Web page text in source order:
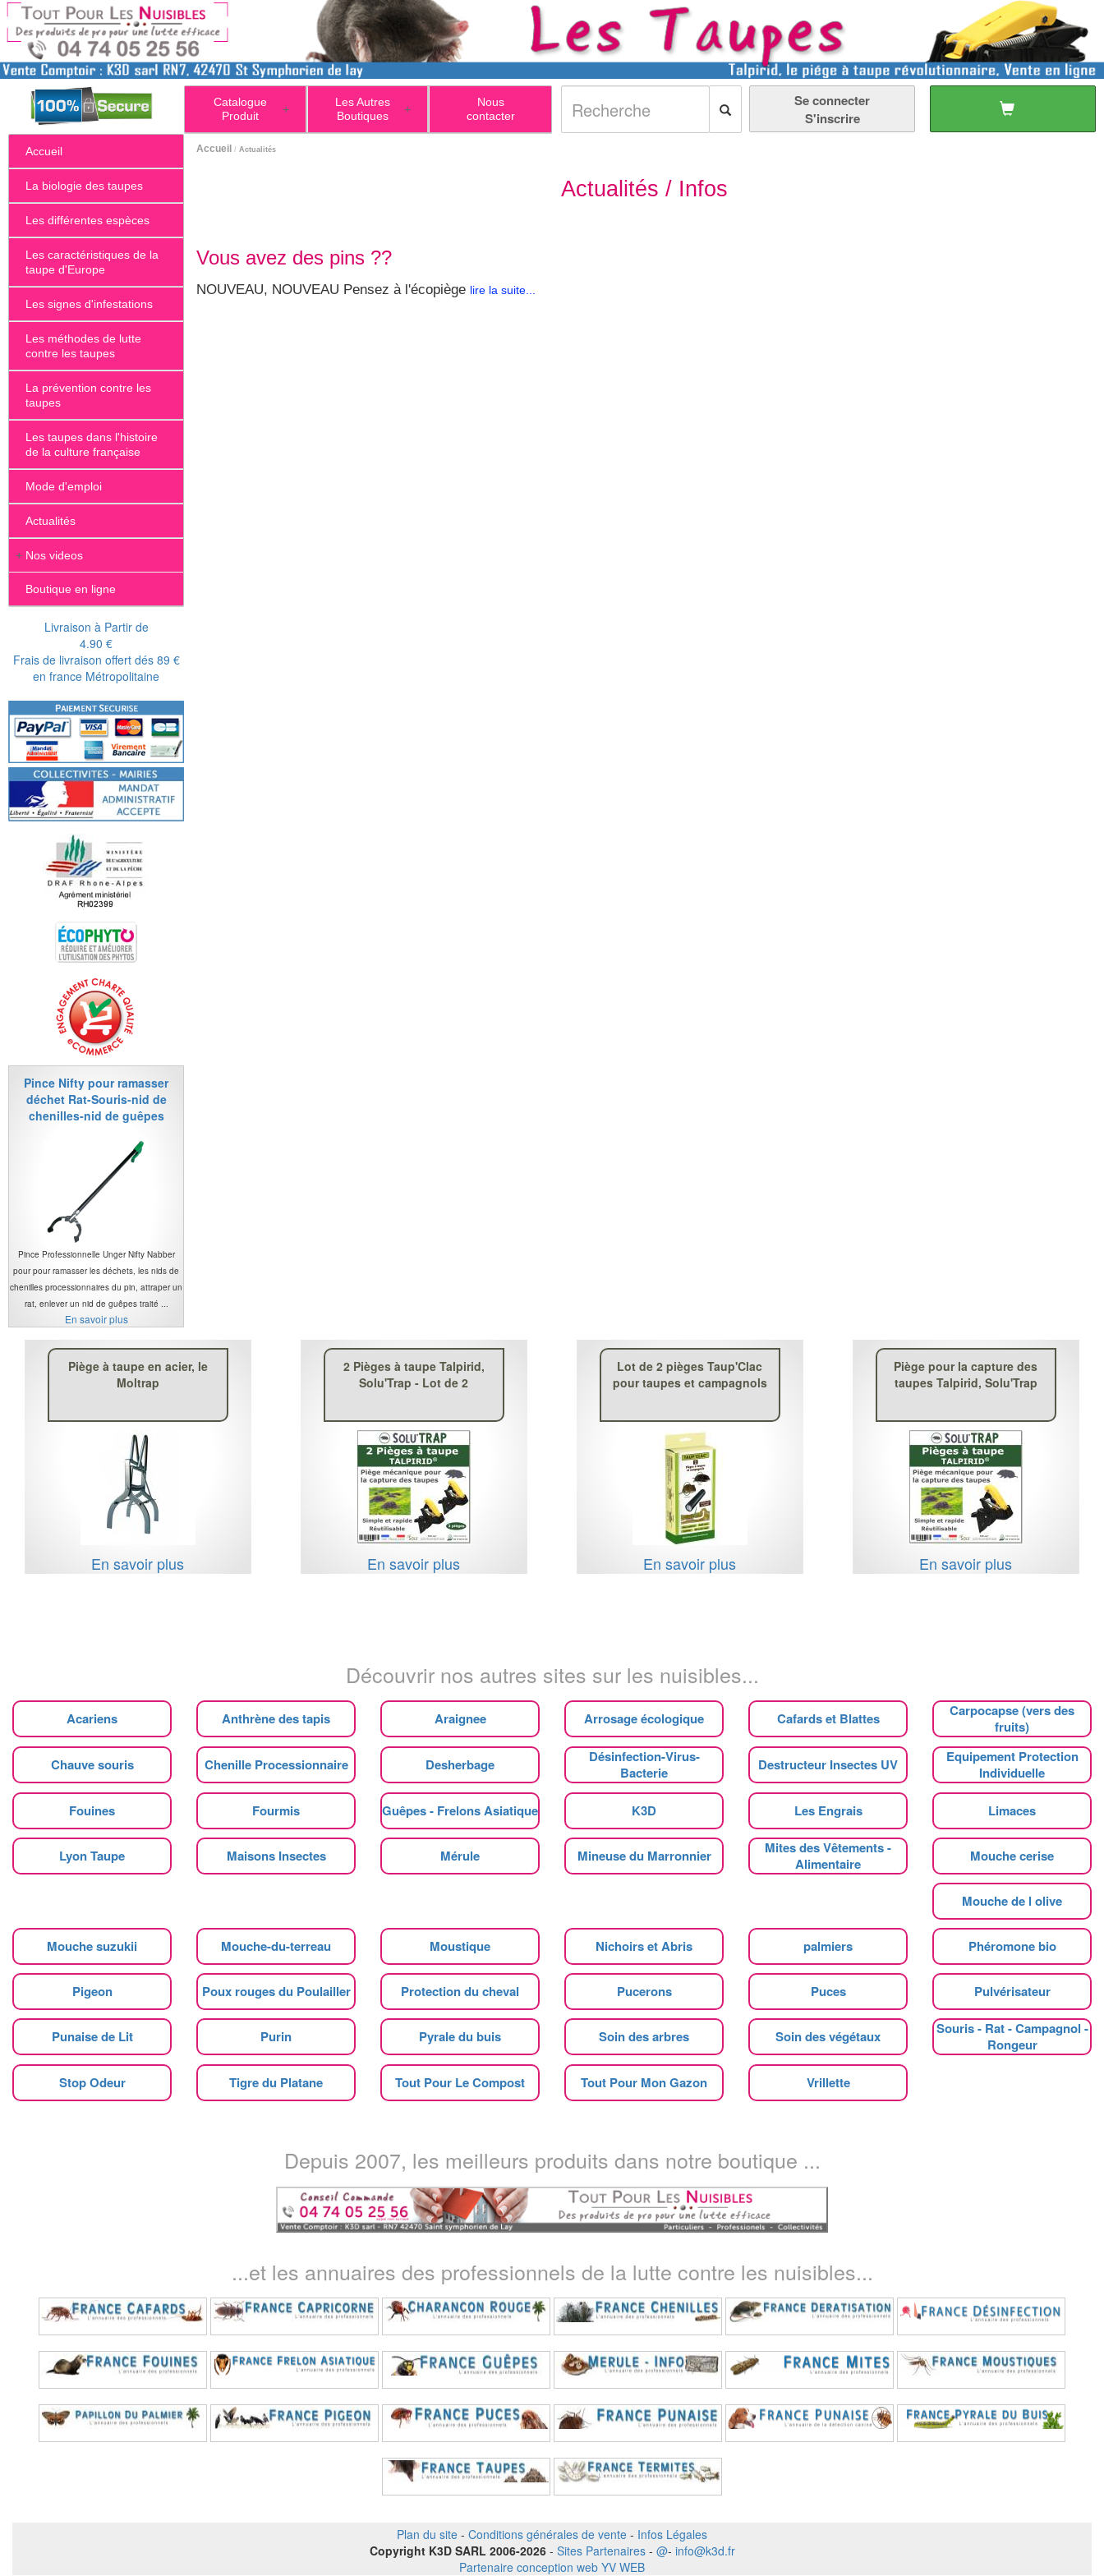
+
Catalogue
Produit
+
Les Autres
Boutiques
Nous
contacter
Se connecter
S'inscrire
Accueil
La biologie des taupes
Les différentes espèces
Les caractéristiques de la
taupe d'Europe
Les signes d'infestations
Les méthodes de lutte
contre les taupes
La prévention contre les
taupes
Les taupes dans l'histoire
de la culture française
Mode d'emploi
Actualités
+ Nos videos
Boutique en ligne
Livraison à Partir de
4.90 €
Frais de livraison offert dés 89 €
en france Métropolitaine
Pince Nifty pour ramasser
déchet Rat-Souris-nid de
chenilles-nid de guêpes
Pince Professionnelle Unger Nifty Nabber
pour pour ramasser les déchets, les nids de
chenilles processionnaires du pin, attraper un
rat, enlever un nid de guêpes traité ...
En savoir plus
Accueil / Actualités
Actualités / Infos
Vous avez des pins ??
NOUVEAU, NOUVEAU Pensez à l'écopiège lire la suite...
Piège à taupe en acier, le
Moltrap
En savoir plus
2 Pièges à taupe Talpirid,
Solu'Trap - Lot de 2
En savoir plus
Lot de 2 pièges Taup'Clac
pour taupes et campagnols
En savoir plus
Piège pour la capture des
taupes Talpirid, Solu'Trap
En savoir plus
Découvrir nos autres sites sur les nuisibles...
Acariens Anthrène des tapis Araignee Arrosage écologique Cafards et Blattes
Carpocapse (vers des
fruits)
Chauve souris Chenille Processionnaire Desherbage
Désinfection-Virus-
Bacterie
Destructeur Insectes UV
Equipement Protection
Individuelle
Fouines Fourmis Guêpes - Frelons Asiatique K3D Les Engrais Limaces
Lyon Taupe Maisons Insectes Mérule Mineuse du Marronnier
Mites des Vêtements -
Alimentaire
Mouche cerise
Mouche de l olive
Mouche suzukii Mouche-du-terreau Moustique Nichoirs et Abris palmiers Phéromone bio
Pigeon Poux rouges du Poulailler Protection du cheval Pucerons Puces Pulvérisateur
Punaise de Lit Purin Pyrale du buis Soin des arbres Soin des végétaux
Souris - Rat - Campagnol -
Rongeur
Stop Odeur Tigre du Platane Tout Pour Le Compost Tout Pour Mon Gazon Vrillette
Depuis 2007, les meilleurs produits dans notre boutique ...
...et les annuaires des professionnels de la lutte contre les nuisibles...
Plan du site - Conditions générales de vente - Infos Légales
Copyright K3D SARL 2006-2026 - Sites Partenaires- @- info@k3d.fr
Partenaire conception web YV WEB